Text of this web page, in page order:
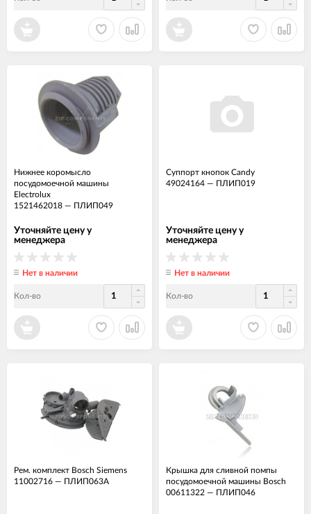
Нижнее коромысло
посудомоечной машины
Electrolux
1521462018 — ПЛИП049
Уточняйте цену у
менеджера
Нет в наличии
Кол-во
Суппорт кнопок Candy
49024164 — ПЛИП019
Уточняйте цену у
менеджера
Нет в наличии
Кол-во
Рем. комплект Bosch Siemens
11002716 — ПЛИП063А
Крышка для сливной помпы
посудомоечной машины Bosch
00611322 — ПЛИП046